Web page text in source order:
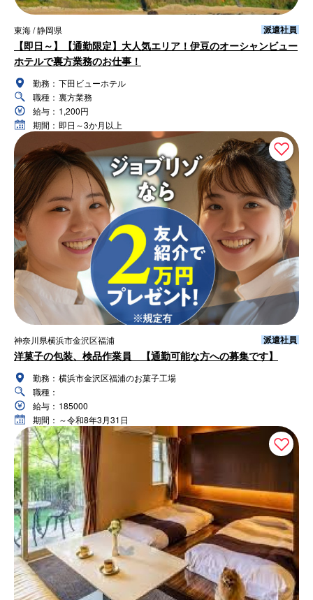
東海 / 静岡県 派遣社員
【即日～】【通勤限定】大人気エリア！伊豆のオーシャンビュー
ホテルで裏方業務のお仕事！
勤務： 下田ビューホテル
職種： 裏方業務
給与： 1,200円
期間： 即日～3か月以上
神奈川県横浜市金沢区福浦 派遣社員
洋菓子の包装、検品作業員 【通勤可能な方への募集です】
勤務： 横浜市金沢区福浦のお菓子工場
職種：
給与： 185000
期間： ～令和8年3月31日